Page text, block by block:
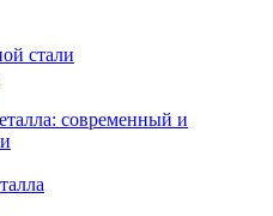
стали
современный и